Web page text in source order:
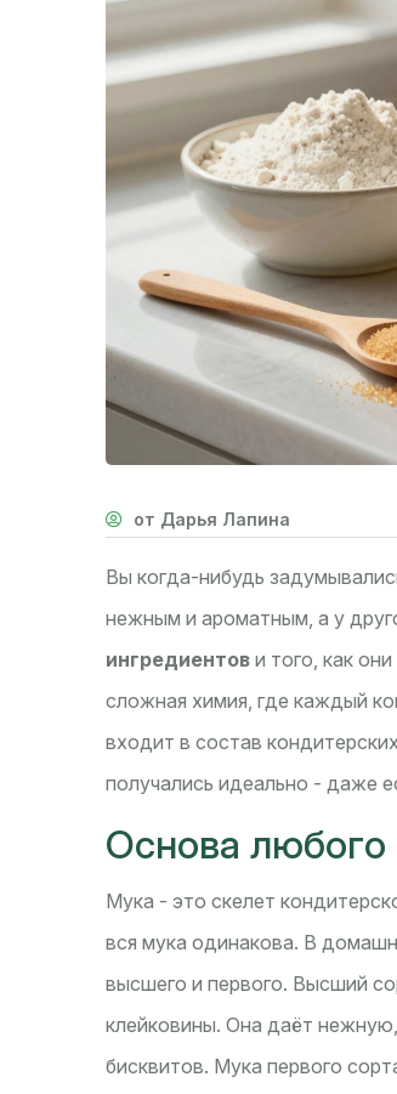
от Дарья Лапина
Вы когда-нибудь
нежным и ароматным, а у
ингредиентов и того, как
сложная химия, где каждый
входит в состав
получались идеально - даже
Основа любого
Мука - это скелет
вся мука одинакова. В
высшего и первого. Высший
клейковины. Она даёт
бисквитов. Мука первого